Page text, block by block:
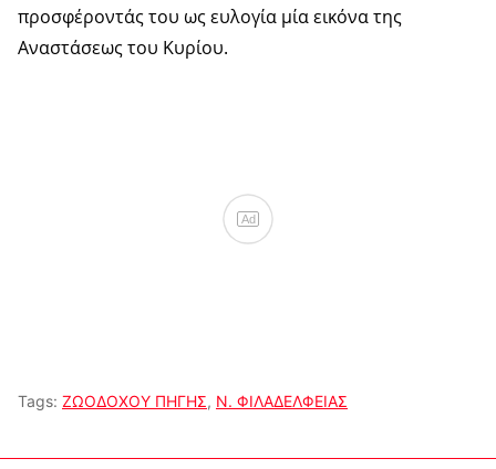
προσφέροντάς του ως ευλογία μία εικόνα της
Αναστάσεως του Κυρίου.
Ad
Tags: ΖΩΟΔΟΧΟΥ ΠΗΓΗΣ, Ν. ΦΙΛΑΔΕΛΦΕΙΑΣ